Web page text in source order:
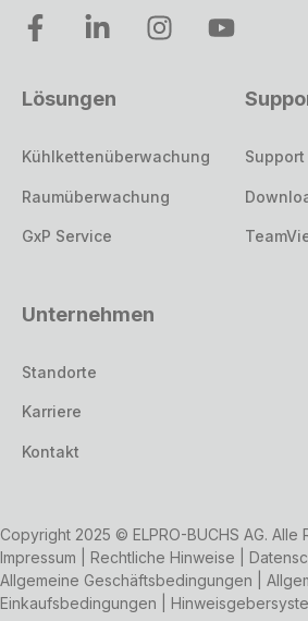
Lösungen
Kühlkettenüberwachung
Raumüberwachung
GxP Service
Unternehmen
Standorte
Karriere
Kontakt
Copyright 2025 © ELPRO-BUCHS AG. Alle
Impressum
Rechtliche Hinweise
Allgemeine Geschäftsbedingungen
Einkaufsbedingungen